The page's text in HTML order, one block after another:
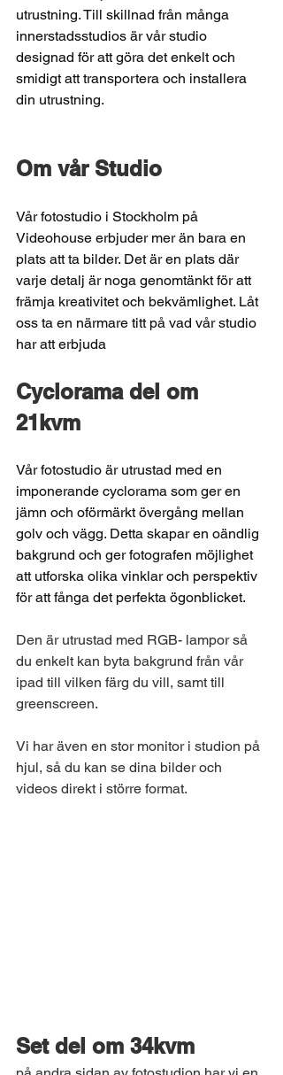
utrustning. Till skillnad från många
innerstadsstudios är vår studio
designad för att göra det enkelt och
smidigt att transportera och installera
din utrustning.
Om vår Studio
Vår fotostudio i Stockholm på
Videohouse erbjuder mer än bara en
plats att ta bilder. Det är en plats där
varje detalj är noga genomtänkt för att
främja kreativitet och bekvämlighet. Låt
oss ta en närmare titt på vad vår studio
har att erbjuda
Cyclorama del om
21kvm
Vår fotostudio är utrustad med en
imponerande cyclorama som ger en
jämn och oförmärkt övergång mellan
golv och vägg. Detta skapar en oändlig
bakgrund och ger fotografen möjlighet
att utforska olika vinklar och perspektiv
för att fånga det perfekta ögonblicket.
Den är utrustad med RGB- lampor så
du enkelt kan byta bakgrund från vår
ipad till vilken färg du vill, samt till
greenscreen.
Vi har även en stor monitor i studion på
hjul, så du kan se dina bilder och
videos direkt i större format.
Set del om 34kvm